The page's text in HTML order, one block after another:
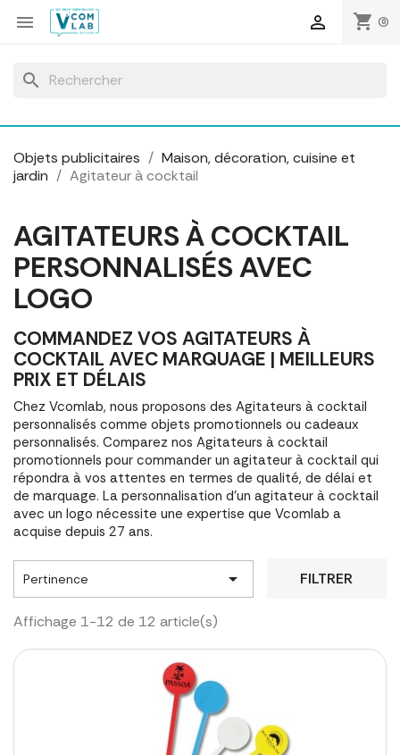
 shopping_cart (0)

search
Objets publicitaires
Maison, décoration, cuisine et
jardin
Agitateur à cocktail
AGITATEURS À COCKTAIL
PERSONNALISÉS AVEC
LOGO
COMMANDEZ VOS AGITATEURS À
COCKTAIL AVEC MARQUAGE | MEILLEURS
PRIX ET DÉLAIS
Chez Vcomlab, nous proposons des Agitateurs à cocktail
personnalisés comme objets promotionnels ou cadeaux
personnalisés. Comparez nos Agitateurs à cocktail
promotionnels pour commander un agitateur à cocktail qui
répondra à vos attentes en termes de qualité, de délai et
de marquage. La personnalisation d'un agitateur à cocktail
avec un logo nécessite une expertise que Vcomlab a
acquise depuis 27 ans.
Pertinence  FILTRER
Affichage 1-12 de 12 article(s)
Panneau de gestion des cookies